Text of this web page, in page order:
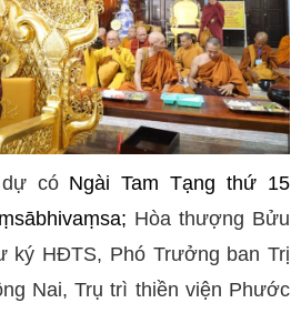
có Ngài Tam Tạng thứ 15
Hòa thượng Bửu
ký HĐTS, Phó Trưởng ban Trị
Nai, Trụ trì thiền viện Phước